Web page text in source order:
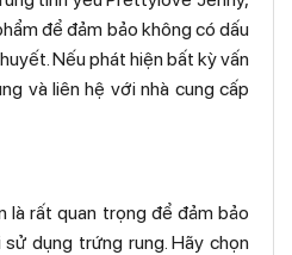
để đảm bảo không có dấu
Nếu phát hiện bất kỳ vấn
và liên hệ với nhà cung cấp
là rất quan trọng để đảm bảo
dụng trứng rung. Hãy chọn